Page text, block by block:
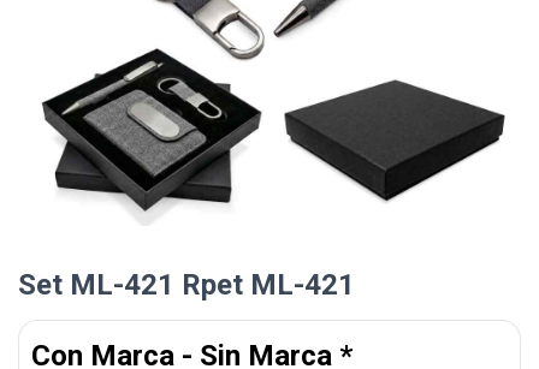
Set ML-421 Rpet ML-421
Con Marca - Sin Marca *